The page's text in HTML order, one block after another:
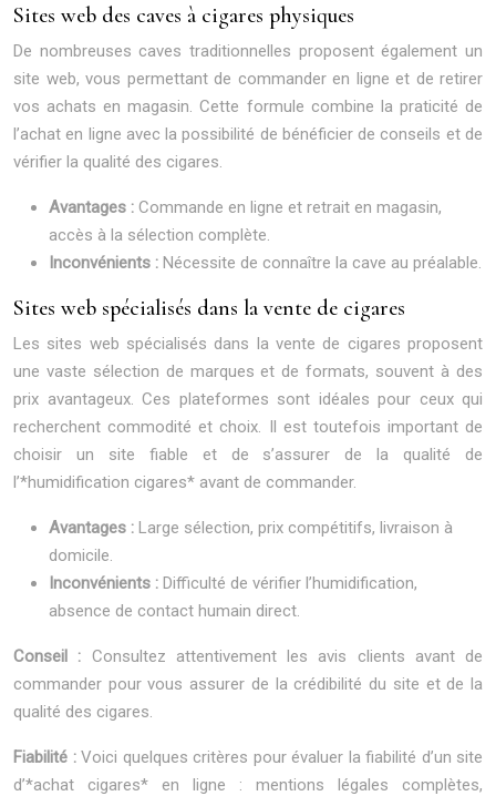
Sites web des caves à cigares physiques
De nombreuses caves traditionnelles proposent également un
site web, vous permettant de commander en ligne et de retirer
vos achats en magasin. Cette formule combine la praticité de
l’achat en ligne avec la possibilité de bénéficier de conseils et de
vérifier la qualité des cigares.
Avantages : Commande en ligne et retrait en magasin,
accès à la sélection complète.
Inconvénients : Nécessite de connaître la cave au préalable.
Sites web spécialisés dans la vente de cigares
Les sites web spécialisés dans la vente de cigares proposent
une vaste sélection de marques et de formats, souvent à des
prix avantageux. Ces plateformes sont idéales pour ceux qui
recherchent commodité et choix. Il est toutefois important de
choisir un site fiable et de s’assurer de la qualité de
l’*humidification cigares* avant de commander.
Avantages : Large sélection, prix compétitifs, livraison à
domicile.
Inconvénients : Difficulté de vérifier l’humidification,
absence de contact humain direct.
Conseil : Consultez attentivement les avis clients avant de
commander pour vous assurer de la crédibilité du site et de la
qualité des cigares.
Fiabilité : Voici quelques critères pour évaluer la fiabilité d’un site
d’*achat cigares* en ligne : mentions légales complètes,